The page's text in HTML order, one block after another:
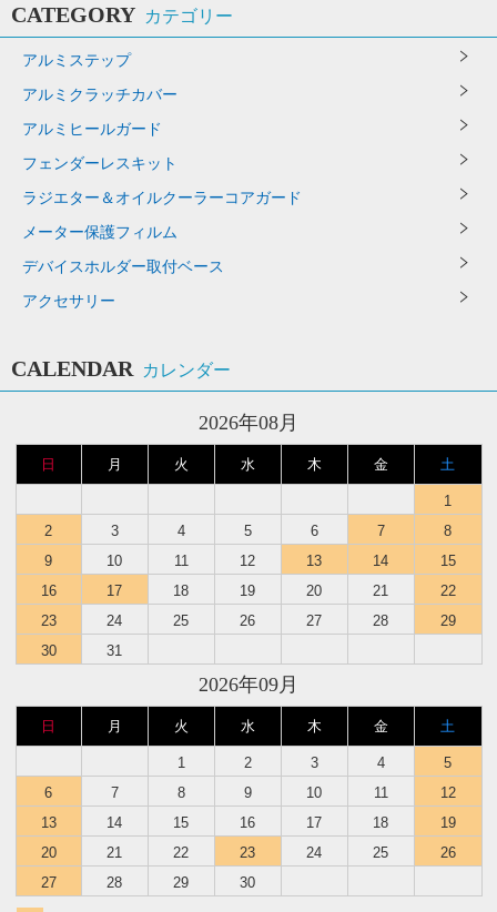
CATEGORY カテゴリー
アルミステップ
アルミクラッチカバー
アルミヒールガード
フェンダーレスキット
ラジエター＆オイルクーラーコアガード
メーター保護フィルム
デバイスホルダー取付ベース
アクセサリー
CALENDAR カレンダー
2026年08月
日 月 火 水 木 金 土
1
2
3 4 5 6 7
8
9
10 11 12 13 14
15
16
17 18 19 20 21
22
23
24 25 26 27 28
29
30
31
2026年09月
日 月 火 水 木 金 土
1 2 3 4
5
6
7 8 9 10 11
12
13
14 15 16 17 18
19
20
21 22 23 24 25
26
27
28 29 30